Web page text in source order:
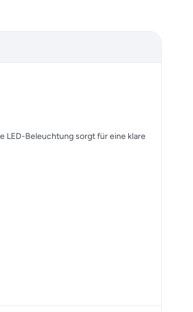
LED-Beleuchtung sorgt für eine klare